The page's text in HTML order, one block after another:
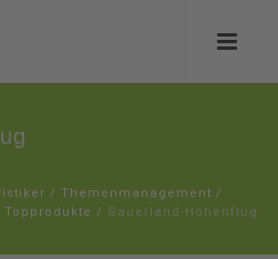
/ Themenmanagement /
/ Sauerland-Höhenflug